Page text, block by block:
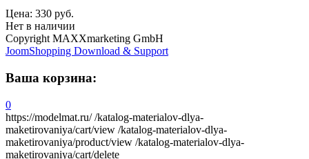
Цена: 330 руб.
Нет в наличии
Copyright MAXXmarketing GmbH
JoomShopping Download & Support
Ваша корзина:
0
https://modelmat.ru/ /katalog-materialov-dlya-
maketirovaniya/cart/view /katalog-materialov-dlya-
maketirovaniya/product/view /katalog-materialov-dlya-
maketirovaniya/cart/delete